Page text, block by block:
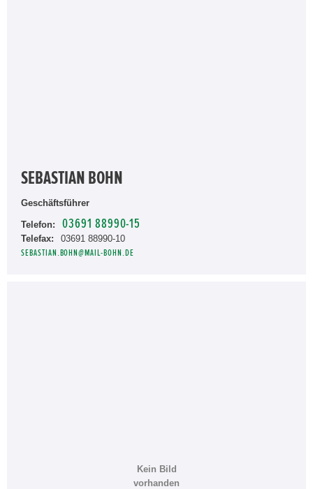
SEBASTIAN BOHN
Geschäftsführer
Telefon: 03691 88990-15
Telefax: 03691 88990-10
SEBASTIAN.BOHN@MAIL-BOHN.DE
Kein Bild
vorhanden